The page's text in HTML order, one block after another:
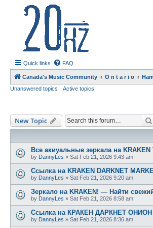
Quick links FAQ
Canada's Music Community O n t a r i o
Unanswered topics
Active topics
New Topic
Все акиуальные зеркала на
by DannyLes » Sat Feb 21, 2026 9:43 am
Ссылка на KRAKEN DARKNET
by DannyLes » Sat Feb 21, 2026 9:20 am
Зеркало на KRAKEN! — Найти
by DannyLes » Sat Feb 21, 2026 8:58 am
Ссылка на КРАКЕН ДАРКНЕТ ОНИОН
by DannyLes » Sat Feb 21, 2026 8:36 am